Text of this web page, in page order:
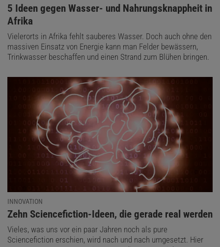
:
5 Ideen gegen Wasser- und Nahrungsknappheit in
Afrika
Vielerorts in Afrika fehlt sauberes Wasser. Doch auch ohne den
massiven Einsatz von Energie kann man Felder bewässern,
Trinkwasser beschaffen und einen Strand zum Blühen bringen.
INNOVATION
:
Zehn Sciencefiction-Ideen, die gerade real werden
Vieles, was uns vor ein paar Jahren noch als pure
Sciencefiction erschien, wird nach und nach umgesetzt. Hier